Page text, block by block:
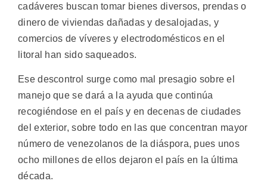
cadáveres buscan tomar bienes diversos, prendas o
dinero de viviendas dañadas y desalojadas, y
comercios de víveres y electrodomésticos en el
litoral han sido saqueados.
Ese descontrol surge como mal presagio sobre el
manejo que se dará a la ayuda que continúa
recogiéndose en el país y en decenas de ciudades
del exterior, sobre todo en las que concentran mayor
número de venezolanos de la diáspora, pues unos
ocho millones de ellos dejaron el país en la última
década.